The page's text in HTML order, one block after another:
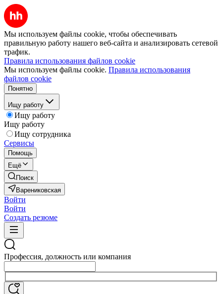
Мы используем файлы cookie, чтобы обеспечивать
правильную работу нашего веб-сайта и анализировать сетевой
трафик.
Правила использования файлов cookie
Мы используем файлы cookie. Правила использования
файлов cookie
Понятно
Ищу работу
Ищу работу
Ищу работу
Ищу сотрудника
Сервисы
Помощь
Ещё
Поиск
Варениковская
Войти
Войти
Создать резюме
Профессия, должность или компания